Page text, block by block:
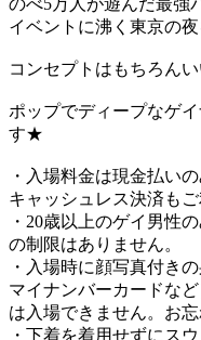
のべ5万人が遊んだ最強
イベントに沸く東京の
コンセプトはもちろん
ポップでディープなゲ
す★
・入場料金は現金払い
キャッシュレス決済もご
・20歳以上のゲイ男性
の制限はありません。
・入場時に顔写真付き
マイナンバーカードな
は入場できません。お忘
・下着を着用せずにス